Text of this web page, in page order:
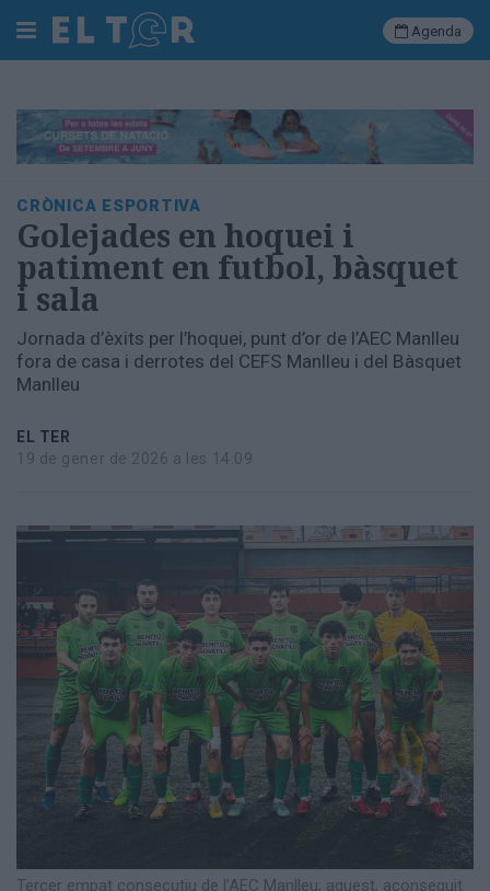
Cerca
Portada
Societat
Política
Municipal
Economia
empresa
Cultura
Ràdio
Manlleu
les
notícies
Agenda
CRÒNICA ESPORTIVA
Golejades en hoquei i
patiment en futbol, bàsquet
i sala
Jornada d’èxits per l’hoquei, punt d’or de l’AEC Manlleu
fora de casa i derrotes del CEFS Manlleu i del Bàsquet
Manlleu
EL TER
19 de gener de 2026 a les 14:09
Tercer empat consecutiu de l’AEC Manlleu; aquest, aconseguit